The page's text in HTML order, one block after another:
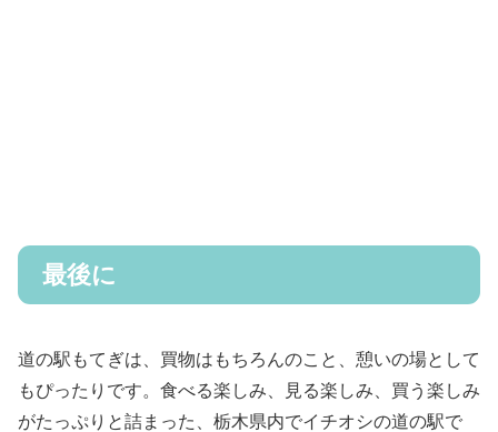
最後に
道の駅もてぎは、買物はもちろんのこと、憩いの場として
もぴったりです。食べる楽しみ、見る楽しみ、買う楽しみ
がたっぷりと詰まった、栃木県内でイチオシの道の駅で